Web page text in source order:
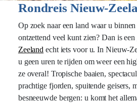
Rondreis Nieuw-
Op zoek naar een land waar u
ontzettend veel kunt zien? Dan is een
Zeeland echt iets voor u. In Nieuw-
u geen uren te rijden om weer een
ze overal! Tropische baaien,
prachtige fjorden, spuitende geisers,
besneeuwde bergen: u komt het